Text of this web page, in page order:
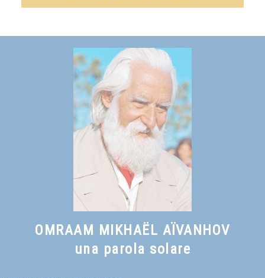
OMRAAM MIKHAËL AÏVANHOV
una parola solare